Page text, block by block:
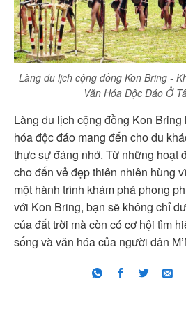
Làng du lịch cộng đồng Kon Bring -
Văn Hóa Độc Đáo Ở
Làng du lịch cộng đồng Kon Bring
hóa độc đáo mang đến cho du
thực sự đáng nhớ. Từ những hoạt
cho đến vẻ đẹp thiên nhiên hùng
một hành trình khám phá phong
với Kon Bring, bạn sẽ không chỉ
của đất trời mà còn có cơ hội tìm
sống và văn hóa của người dân